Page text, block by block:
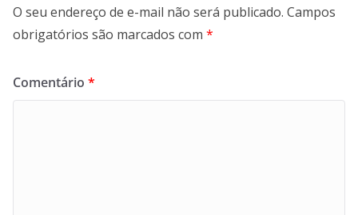
O seu endereço de e-mail não será publicado. Campos
obrigatórios são marcados com *
Comentário *